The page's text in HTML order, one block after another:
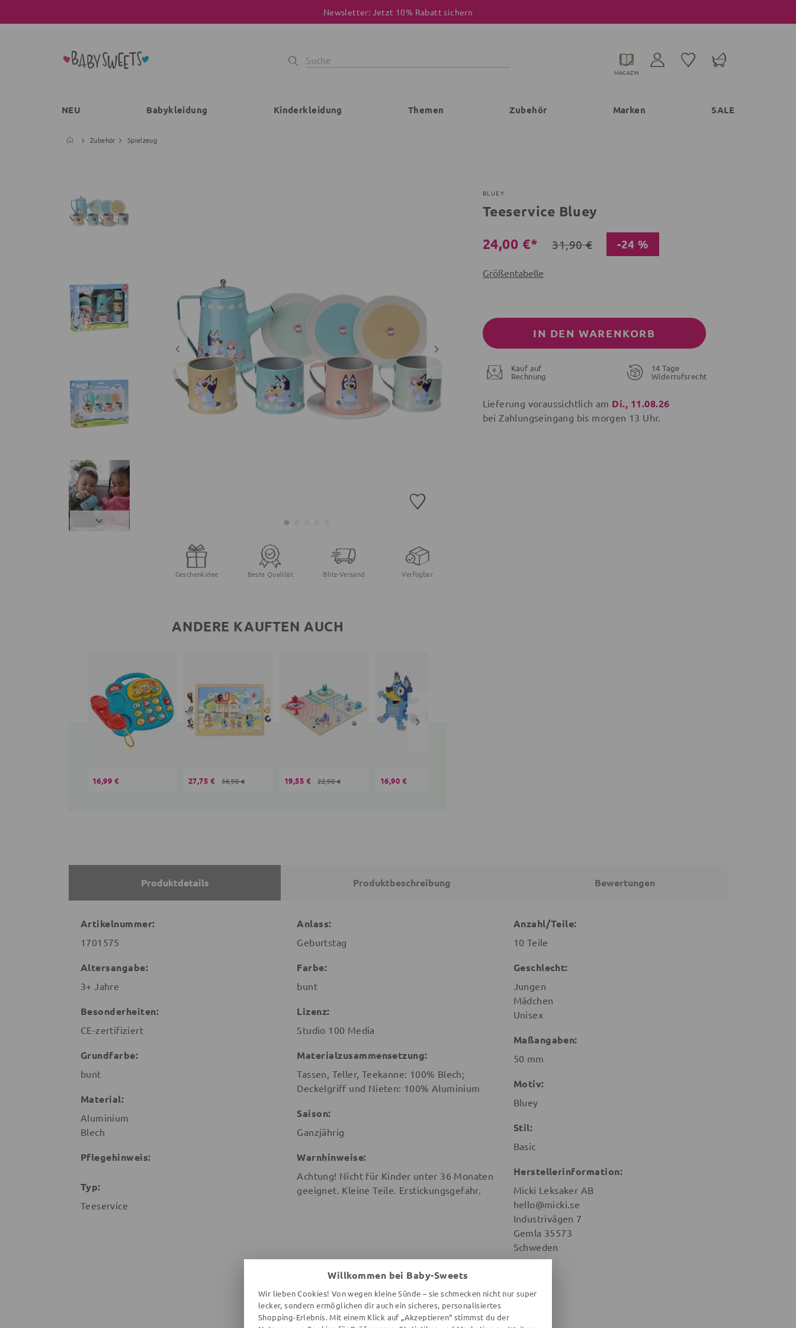
Newsletter: Jetzt 10% Rabatt sichern
MAGAZIN
NEU Babykleidung Kinderkleidung Themen Zubehör Marken SALE
Zubehör Spielzeug
Geschenkidee Beste Qualität Blitz-Versand Verfügbar
ANDERE KAUFTEN AUCH
16,99 € 27,75 € 36,90 € 19,55 € 22,90 € 16,90 €
BLUEY
Teeservice Bluey
24,00 €*
31,90 € -24 %
Größentabelle
IN DEN WARENKORB
Kauf auf
Rechnung
14 Tage
Widerrufsrecht
Lieferung voraussichtlich am Di., 11.08.26
bei Zahlungseingang bis morgen 13 Uhr.
Produktdetails Produktbeschreibung Bewertungen
Artikelnummer:
1701575
Altersangabe:
3+ Jahre
Besonderheiten:
CE-zertifiziert
Grundfarbe:
bunt
Material:
Aluminium
Blech
Pflegehinweis:
Typ:
Teeservice
Anlass:
Geburtstag
Farbe:
bunt
Lizenz:
Studio 100 Media
Materialzusammensetzung:
Tassen, Teller, Teekanne: 100% Blech;
Deckelgriff und Nieten: 100% Aluminium
Saison:
Ganzjährig
Warnhinweise:
Achtung! Nicht für Kinder unter 36 Monaten
geeignet. Kleine Teile. Erstickungsgefahr.
Anzahl/Teile:
10 Teile
Geschlecht:
Jungen
Mädchen
Unisex
Maßangaben:
50 mm
Motiv:
Bluey
Stil:
Basic
Herstellerinformation:
Micki Leksaker AB
hello@micki.se
Industrivägen 7
Gemla 35573
Schweden
Willkommen bei Baby-Sweets
Wir lieben Cookies! Von wegen kleine Sünde – sie schmecken nicht nur super
lecker, sondern ermöglichen dir auch ein sicheres, personalisiertes
Shopping-Erlebnis. Mit einem Klick auf „Akzeptieren“ stimmst du der